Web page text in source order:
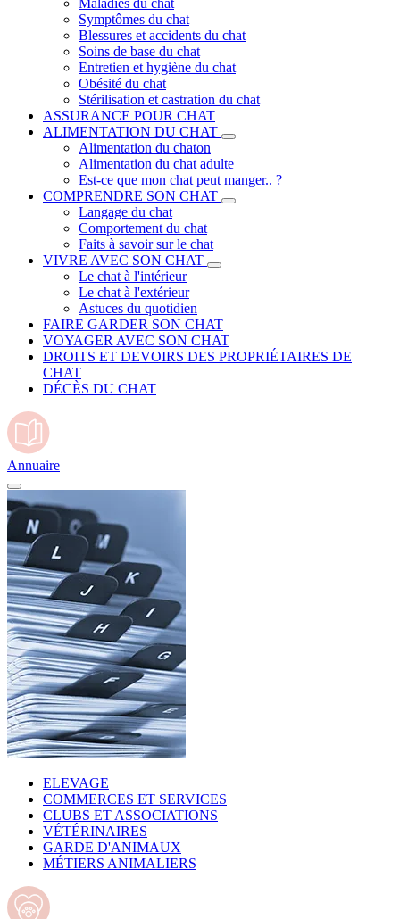
Maladies du chat
Symptômes du chat
Blessures et accidents du chat
Soins de base du chat
Entretien et hygiène du chat
Obésité du chat
Stérilisation et castration du chat
ASSURANCE POUR CHAT
ALIMENTATION DU CHAT
Alimentation du chaton
Alimentation du chat adulte
Est-ce que mon chat peut manger.. ?
COMPRENDRE SON CHAT
Langage du chat
Comportement du chat
Faits à savoir sur le chat
VIVRE AVEC SON CHAT
Le chat à l'intérieur
Le chat à l'extérieur
Astuces du quotidien
FAIRE GARDER SON CHAT
VOYAGER AVEC SON CHAT
DROITS ET DEVOIRS DES PROPRIÉTAIRES DE
CHAT
DÉCÈS DU CHAT
Annuaire
ELEVAGE
COMMERCES ET SERVICES
CLUBS ET ASSOCIATIONS
VÉTÉRINAIRES
GARDE D'ANIMAUX
MÉTIERS ANIMALIERS